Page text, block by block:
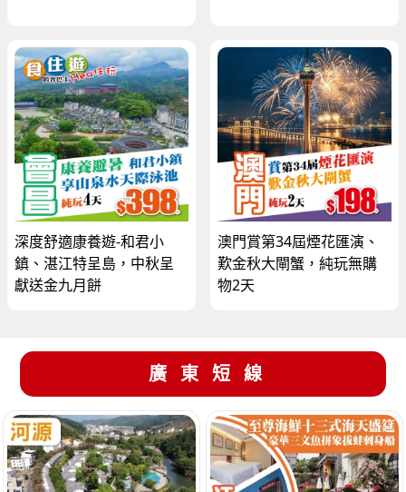
深度舒適康養遊-和君小
鎮、湛江特呈島，中秋呈
獻送金九月餅
澳門賞第34屆煙花匯演、
歎金秋大閘蟹，純玩無購
物2天
廣東短線